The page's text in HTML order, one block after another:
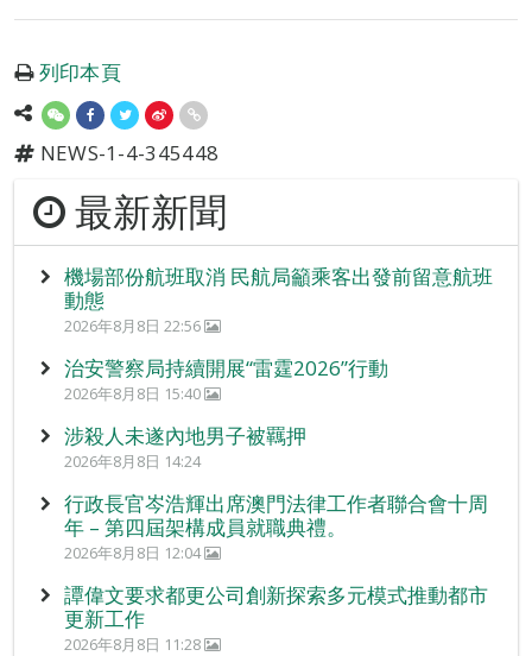
列印本頁
NEWS-1-4-345448
最新新聞
機場部份航班取消 民航局籲乘客出發前留意航班
動態
2026年8月8日 22:56
治安警察局持續開展“雷霆2026”行動
2026年8月8日 15:40
涉殺人未遂內地男子被羈押
2026年8月8日 14:24
行政長官岑浩輝出席澳門法律工作者聯合會十周
年 – 第四屆架構成員就職典禮。
2026年8月8日 12:04
譚偉文要求都更公司創新探索多元模式推動都市
更新工作
2026年8月8日 11:28